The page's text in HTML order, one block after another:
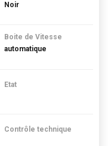
Noir
Boite de Vitesse
automatique
Etat
Contrôle technique